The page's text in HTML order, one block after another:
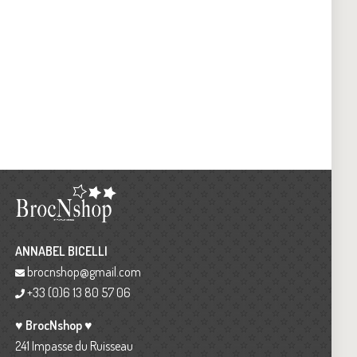
ANNABEL BICELLI
brocnshop@gmail.com
+33 (0)6 13 80 57 06
♥ BrocNshop ♥
241 Impasse du Ruisseau